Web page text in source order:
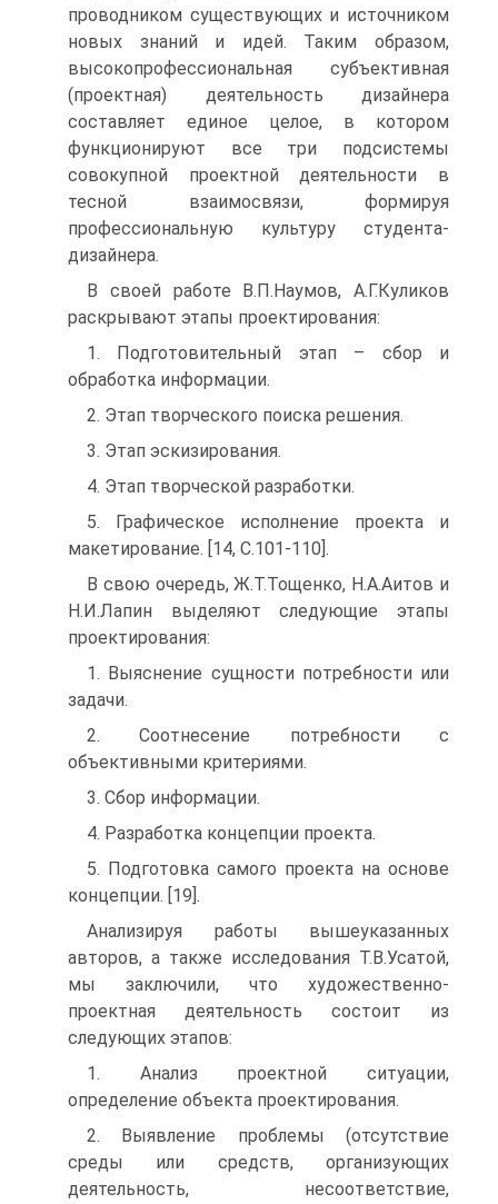
проводником существующих и источником
новых знаний и идей. Таким образом,
высокопрофессиональная субъективная
(проектная) деятельность дизайнера
составляет единое целое, в котором
функционируют все три подсистемы
совокупной проектной деятельности в
тесной взаимосвязи, формируя
профессиональную культуру студента-
дизайнера.
В своей работе В.П.Наумов, А.Г.Куликов
раскрывают этапы проектирования:
1. Подготовительный этап – сбор и
обработка информации.
2. Этап творческого поиска решения.
3. Этап эскизирования.
4. Этап творческой разработки.
5. Графическое исполнение проекта и
макетирование. [14, С.101-110].
В свою очередь, Ж.Т.Тощенко, Н.А.Аитов и
Н.И.Лапин выделяют следующие этапы
проектирования:
1. Выяснение сущности потребности или
задачи.
2. Соотнесение потребности с
объективными критериями.
3. Cбор информации.
4. Разработка концепции проекта.
5. Подготовка самого проекта на основе
концепции. [19].
Анализируя работы вышеуказанных
авторов, а также исследования Т.В.Усатой,
мы заключили, что художественно-
проектная деятельность состоит из
следующих этапов:
1. Анализ проектной ситуации,
определение объекта проектирования.
2. Выявление проблемы (отсутствие
среды или средств, организующих
деятельность, несоответствие,